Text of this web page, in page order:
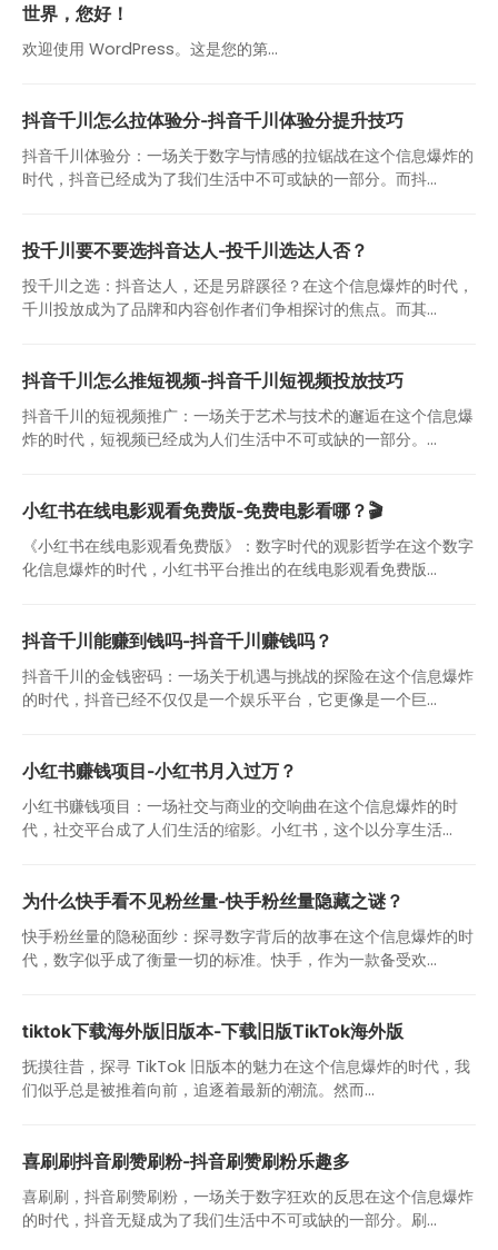
世界，您好！
欢迎使用 WordPress。这是您的第…
抖音千川怎么拉体验分-抖音千川体验分提升技巧
抖音千川体验分：一场关于数字与情感的拉锯战在这个信息爆炸的
时代，抖音已经成为了我们生活中不可或缺的一部分。而抖...
投千川要不要选抖音达人-投千川选达人否？
投千川之选：抖音达人，还是另辟蹊径？在这个信息爆炸的时代，
千川投放成为了品牌和内容创作者们争相探讨的焦点。而其...
抖音千川怎么推短视频-抖音千川短视频投放技巧
抖音千川的短视频推广：一场关于艺术与技术的邂逅在这个信息爆
炸的时代，短视频已经成为人们生活中不可或缺的一部分。...
小红书在线电影观看免费版-免费电影看哪？🎬
《小红书在线电影观看免费版》：数字时代的观影哲学在这个数字
化信息爆炸的时代，小红书平台推出的在线电影观看免费版...
抖音千川能赚到钱吗-抖音千川赚钱吗？
抖音千川的金钱密码：一场关于机遇与挑战的探险在这个信息爆炸
的时代，抖音已经不仅仅是一个娱乐平台，它更像是一个巨...
小红书赚钱项目-小红书月入过万？
小红书赚钱项目：一场社交与商业的交响曲在这个信息爆炸的时
代，社交平台成了人们生活的缩影。小红书，这个以分享生活...
为什么快手看不见粉丝量-快手粉丝量隐藏之谜？
快手粉丝量的隐秘面纱：探寻数字背后的故事在这个信息爆炸的时
代，数字似乎成了衡量一切的标准。快手，作为一款备受欢...
tiktok下载海外版旧版本-下载旧版TikTok海外版
抚摸往昔，探寻 TikTok 旧版本的魅力在这个信息爆炸的时代，我
们似乎总是被推着向前，追逐着最新的潮流。然而...
喜刷刷抖音刷赞刷粉-抖音刷赞刷粉乐趣多
喜刷刷，抖音刷赞刷粉，一场关于数字狂欢的反思在这个信息爆炸
的时代，抖音无疑成为了我们生活中不可或缺的一部分。刷...